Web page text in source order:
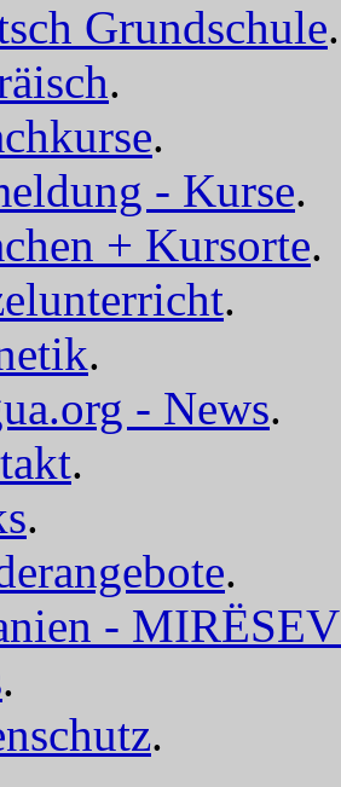
Grundschule.
.
.
- Kurse.
+ Kursorte.
.
.
- News.
.
.
.
-
.
.